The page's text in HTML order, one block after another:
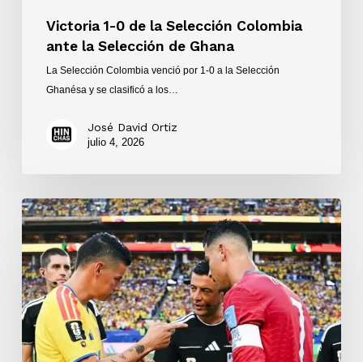
Victoria 1-0 de la Selección Colombia
ante la Selección de Ghana
La Selección Colombia venció por 1-0 a la Selección
Ghanésa y se clasificó a los…
José David Ortiz
julio 4, 2026
Colombia
y
Portugal
empataron
0-
0
en
el